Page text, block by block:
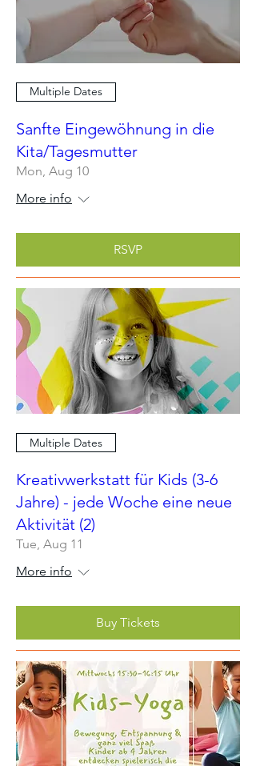
Multiple Dates
Sanfte Eingewöhnung in die
Kita/Tagesmutter
Mon, Aug 10
More info
RSVP
Multiple Dates
Kreativwerkstatt für Kids (3-6
Jahre) - jede Woche eine neue
Aktivität (2)
Tue, Aug 11
More info
Buy Tickets